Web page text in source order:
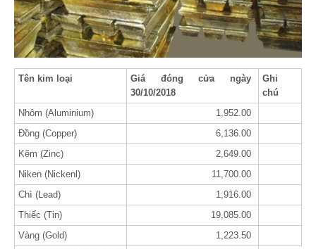
Tên kim loại
Giá đóng cửa ngày
30/10/2018
Ghi
chú
Nhôm (Aluminium)
1,952.00
Đồng (Copper)
6,136.00
Kẽm (Zinc)
2,649.00
Niken (Nickenl)
11,700.00
Chì (Lead)
1,916.00
Thiếc (Tin)
19,085.00
Vàng (Gold)
1,223.50